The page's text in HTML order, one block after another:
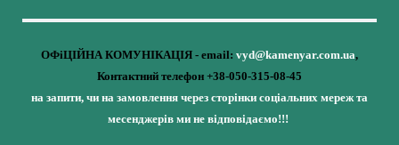
ОФіЦІЙНА КОМУНІКАЦІЯ - email: vyd@kamenyar.com.ua,
Контактний телефон +38-050-315-08-45
на запити, чи на замовлення через сторінки соціальних мереж та
месенджерів ми не відповідаємо!!!